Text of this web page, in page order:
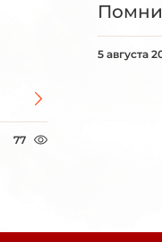
77
5 августа